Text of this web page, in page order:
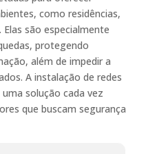
como residências,
são especialmente
protegendo
além de impedir a
A instalação de redes
solução cada vez
que buscam segurança